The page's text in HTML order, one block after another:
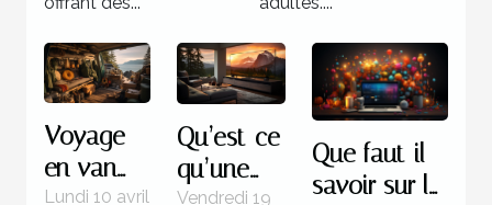
Voyage
en van
Lundi 10 avril
Qu’est-ce
qu’une
Vendredi 19
Que faut-il
savoir sur la